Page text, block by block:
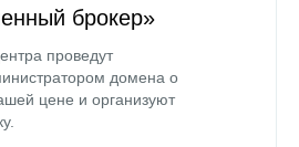
брокер»
проведут
домена о
цене и организуют